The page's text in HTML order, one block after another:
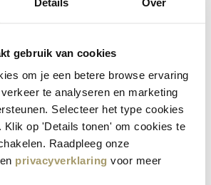
gebruik van cookies
om je een betere browse ervaring
te analyseren en marketing
Selecteer het type cookies
Klik op 'Details tonen' om cookies te
Raadpleeg onze
en privacyverklaring voor meer
Gouda Belegen 4/5 kg 50+
Henri Willig mûri 50+ a mûri
4 mois et a donc un goût très riche.
biologique entier provenant de
passent la plupart de leur temps au pré.
additifs inutiles, et ça se goûte !